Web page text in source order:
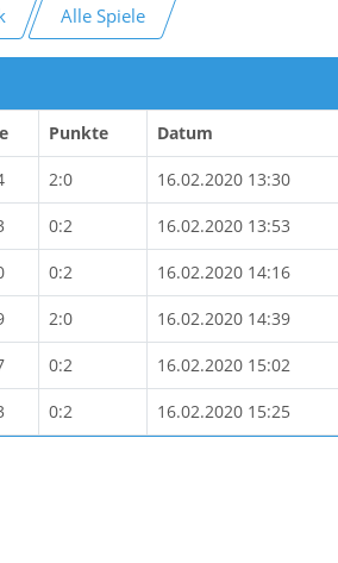
Alle Spiele
Punkte Datum
2:0 16.02.2020 13:30
0:2 16.02.2020 13:53
0:2 16.02.2020 14:16
2:0 16.02.2020 14:39
0:2 16.02.2020 15:02
0:2 16.02.2020 15:25